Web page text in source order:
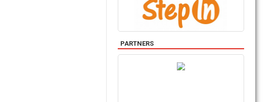
PARTNERS